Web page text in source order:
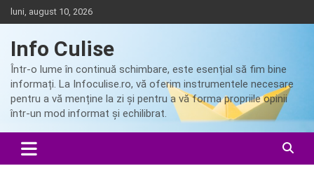
Skip
to
luni, august 10, 2026
Info Culise
Într-o lume în continuă schimbare, este esențial să fim bine
informați. La Infoculise.ro, vă oferim instrumentele necesare
pentru a vă menține la zi și pentru a vă forma propriile opinii
într-un mod informat și echilibrat.